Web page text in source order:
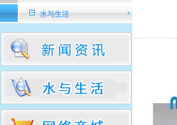
水与生活